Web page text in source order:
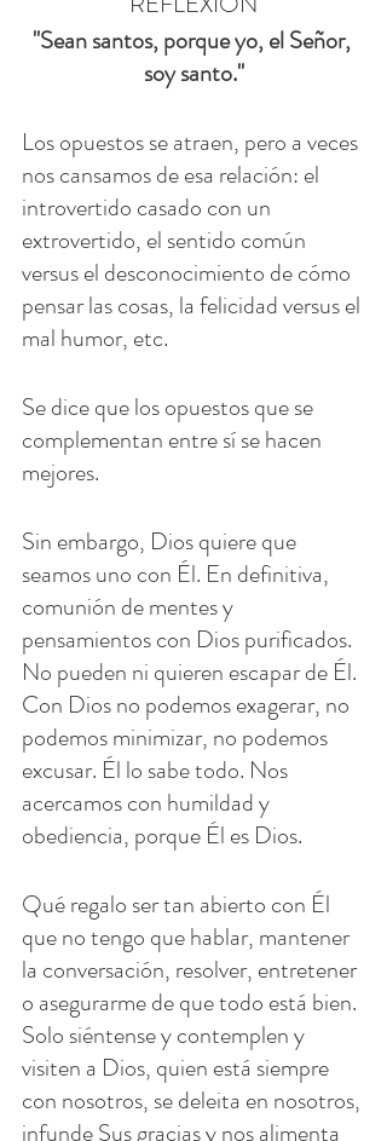
"Sean santos, porque yo, el Señor,
soy santo."
Los opuestos se atraen, pero a veces
nos cansamos de esa relación: el
introvertido casado con un
extrovertido, el sentido común
versus el desconocimiento de cómo
pensar las cosas, la felicidad versus el
mal humor, etc.
Se dice que los opuestos que se
complementan entre sí se hacen
mejores.
Sin embargo, Dios quiere que
seamos uno con Él. En definitiva,
comunión de mentes y
pensamientos con Dios purificados.
No pueden ni quieren escapar de Él.
Con Dios no podemos exagerar, no
podemos minimizar, no podemos
excusar. Él lo sabe todo. Nos
acercamos con humildad y
obediencia, porque Él es Dios.
Qué regalo ser tan abierto con Él
que no tengo que hablar, mantener
la conversación, resolver, entretener
o asegurarme de que todo está bien.
Solo siéntense y contemplen y
visiten a Dios, quien está siempre
con nosotros, se deleita en nosotros,
infunde Sus gracias y nos alimenta